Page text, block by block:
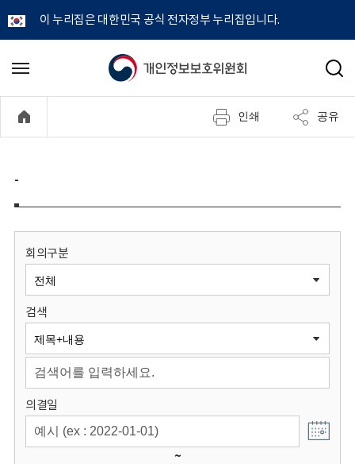
이 누리집은 대한민국 공식 전자정부 누리집입니다.
개
정
보
원
회
메
기
검
인쇄 공유
-
회의구분
검색
의결일
~